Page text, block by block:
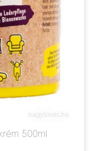
500ml